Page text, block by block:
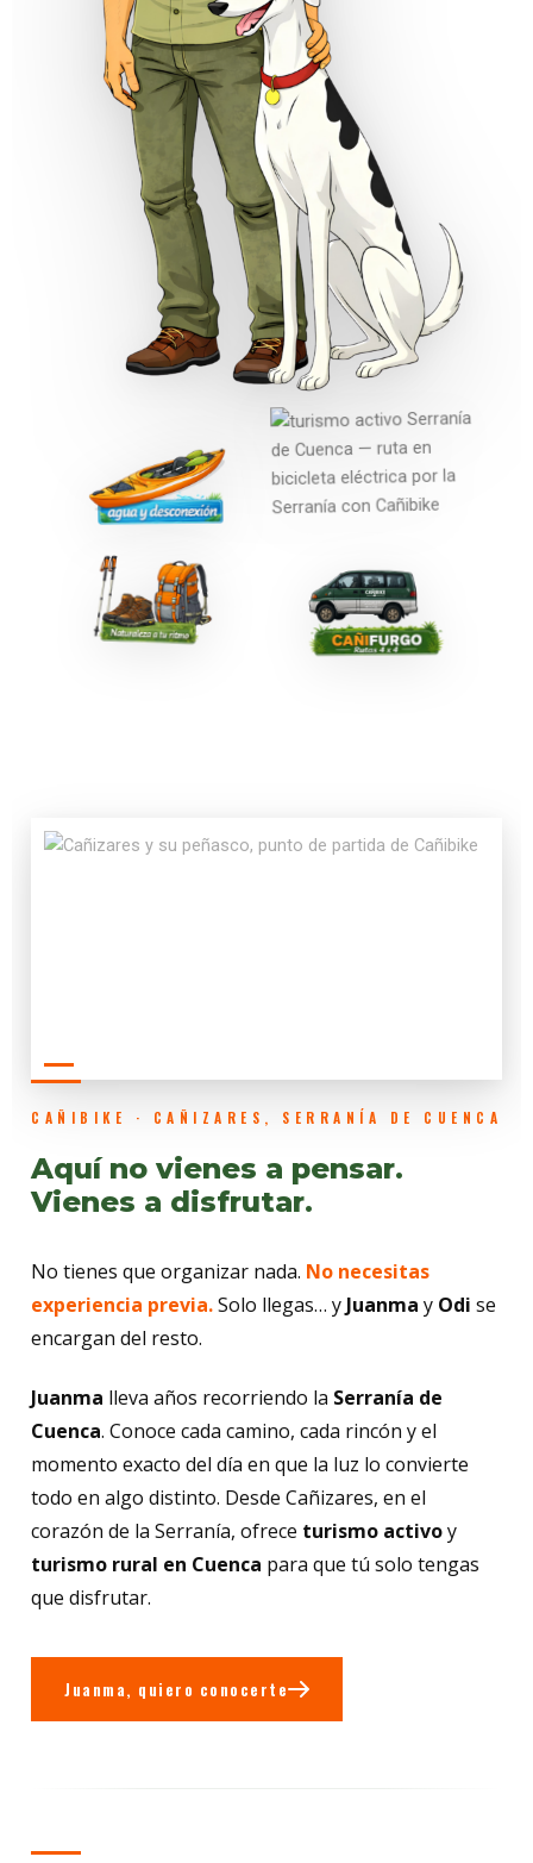
CAÑIBIKE · CAÑIZARES, SERRANÍA DE CUENCA
Aquí no vienes a pensar.
Vienes a disfrutar.
No tienes que organizar nada. No necesitas
experiencia previa.Solo llegas… y Juanma y Odi se
encargan del resto.
Juanma lleva años recorriendo la Serranía de
Cuenca. Conoce cada camino, cada rincón y el
momento exacto del día en que la luz lo convierte
todo en algo distinto. Desde Cañizares, en el
corazón de la Serranía, ofrece turismo activoy
turismo rural en Cuenca para que tú solo tengas
que disfrutar.
Juanma, quiero conocerte